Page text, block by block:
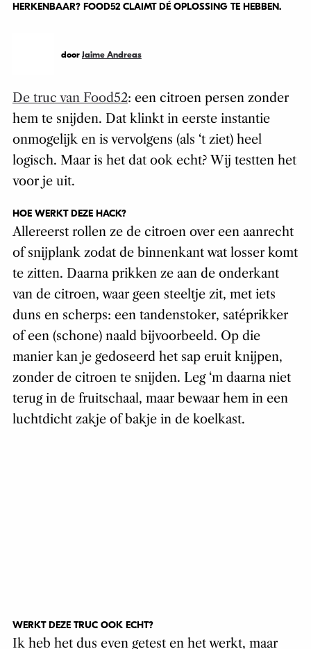
HERKENBAAR? FOOD52 CLAIMT DÉ OPLOSSING TE HEBBEN.
door Jaime Andreas
De truc van Food52: een citroen persen zonder
hem te snijden. Dat klinkt in eerste instantie
onmogelijk en is vervolgens (als ‘t ziet) heel
logisch. Maar is het dat ook echt? Wij testten het
voor je uit.
HOE WERKT DEZE HACK?
Allereerst rollen ze de citroen over een aanrecht
of snijplank zodat de binnenkant wat losser komt
te zitten. Daarna prikken ze aan de onderkant
van de citroen, waar geen steeltje zit, met iets
duns en scherps: een tandenstoker, satéprikker
of een (schone) naald bijvoorbeeld. Op die
manier kan je gedoseerd het sap eruit knijpen,
zonder de citroen te snijden. Leg ‘m daarna niet
terug in de fruitschaal, maar bewaar hem in een
luchtdicht zakje of bakje in de koelkast.
WERKT DEZE TRUC OOK ECHT?
Ik heb het dus even getest en het werkt, maar